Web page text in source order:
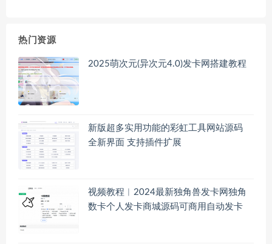
热门资源
2025萌次元(异次元4.0)发卡网搭建教程
新版超多实用功能的彩虹工具网站源码
全新界面 支持插件扩展
视频教程︱2024最新独角兽发卡网独角
数卡个人发卡商城源码可商用自动发卡